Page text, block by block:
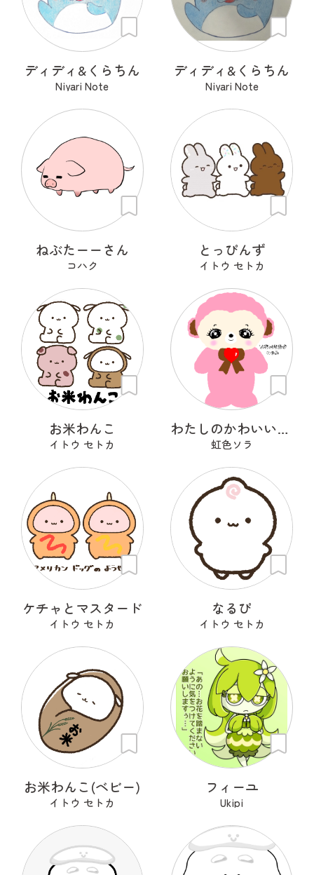
ディディ&くらちん
Niyari Note
ディディ&くらちん
Niyari Note
ねぶたーーさん
コハク
とっぴんず
イトウ セトカ
お米わんこ
イトウ セトカ
わたしのかわいいせかい
虹色ソラ
ケチャとマスタード
イトウ セトカ
なるぴ
イトウ セトカ
お米わんこ(ベビー)
イトウ セトカ
フィーユ
Ukipi